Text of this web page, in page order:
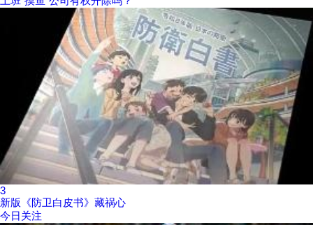
3
新版《防卫白皮书》藏祸心
今日关注